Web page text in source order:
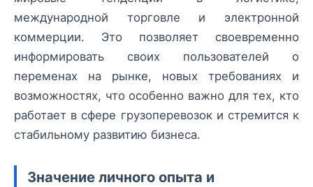
международной торговле и электронной
коммерции. Это позволяет своевременно
информировать своих пользователей о
переменах на рынке, новых требованиях и
возможностях, что особенно важно для тех, кто
работает в сфере грузоперевозок и стремится к
стабильному развитию бизнеса.
Значение личного опыта и